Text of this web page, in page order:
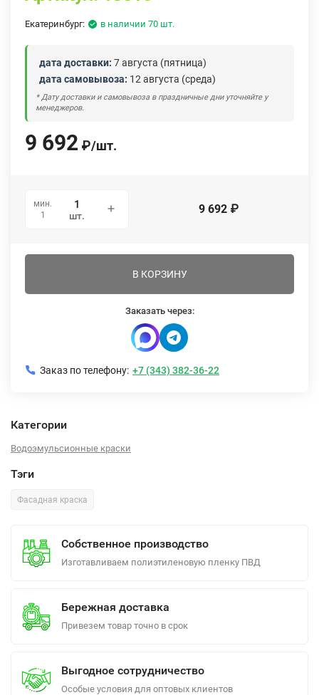
Екатеринбург: в наличии 70 шт.
дата доставки: 7 августа (пятница)
дата самовывоза: 12 августа (среда)
* Дату доставки и самовывоза в праздничные дни уточняйте у
менеджеров.
9 692 ₽/шт.
мин.
1
шт. 9 692 ₽
В КОРЗИНУ
Заказать через:
Заказ по телефону: +7 (343) 382-36-22
Категории
Водоэмульсионные краски
Тэги
Фасадная краска
Собственное производство
Изготавливаем полиэтиленовую пленку ПВД
Бережная доставка
Привезем товар точно в срок
Выгодное сотрудничество
Особые условия для оптовых клиентов